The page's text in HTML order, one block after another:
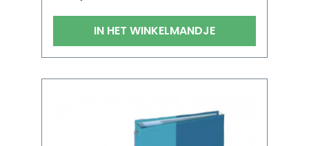
zo goed mogelijk bewaren. Je kunt de
foto's inplakken met fotolijm of
fotohoekjes.IN HET WINKELMANDJE